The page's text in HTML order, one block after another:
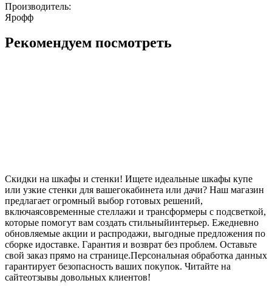
Производитель:
Ярофф
Рекомендуем посмотреть
Скидки на шкафы и стенки! Ищете идеальные шкафы купе
или узкие стенки для вашегокабинета или дачи? Наш магазин
предлагает огромный выбор готовых решений,
включаясовременные стеллажи и трансформеры с подсветкой,
которые помогут вам создать стильныйинтерьер. Ежедневно
обновляемые акции и распродажи, выгодные предложения по
сборке идоставке. Гарантия и возврат без проблем. Оставьте
свой заказ прямо на странице.Персональная обработка данных
гарантирует безопасность ваших покупок. Читайте на
сайтеотзывы довольных клиентов!